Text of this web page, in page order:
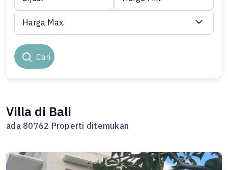
Cari
Harga Max.
Villa di Bali
ada 80762 Properti ditemukan